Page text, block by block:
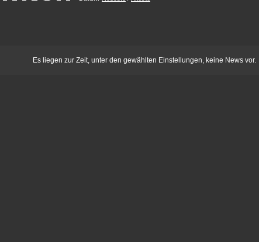
Es liegen zur Zeit, unter den gewählten Einstellungen, keine News vor.